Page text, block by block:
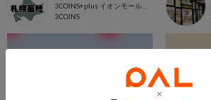
3COINS+plus イオンモール札幌苗穂店
3COINS